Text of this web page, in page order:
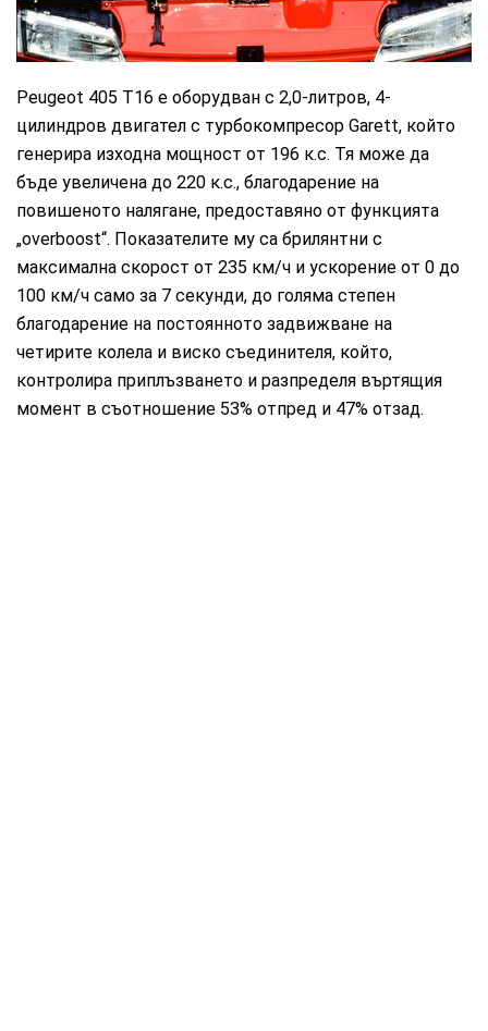
Peugeot
Peugeot 405 T16 е оборудван с 2,0-литров, 4-
цилиндров двигател с турбокомпресор Garett, който
генерира изходна мощност от 196 к.с. Тя може да
бъде увеличена до 220 к.с., благодарение на
повишеното налягане, предоставяно от функцията
„overboost“. Показателите му са брилянтни с
максимална скорост от 235 км/ч и ускорение от 0 до
100 км/ч само за 7 секунди, до голяма степен
благодарение на постоянното задвижване на
четирите колела и виско съединителя, който,
контролира приплъзването и разпределя въртящия
момент в съотношение 53% отпред и 47% отзад.